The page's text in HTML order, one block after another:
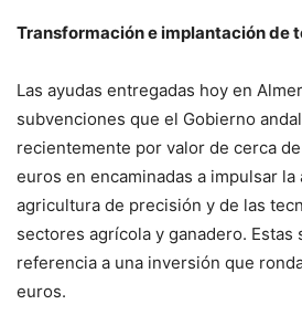
Transformación e implantación de
Las ayudas entregadas hoy en
subvenciones que el Gobierno
recientemente por valor de cerca
euros en encaminadas a impulsar la
agricultura de precisión y de las
sectores agrícola y ganadero. Estas
referencia a una inversión que
euros.